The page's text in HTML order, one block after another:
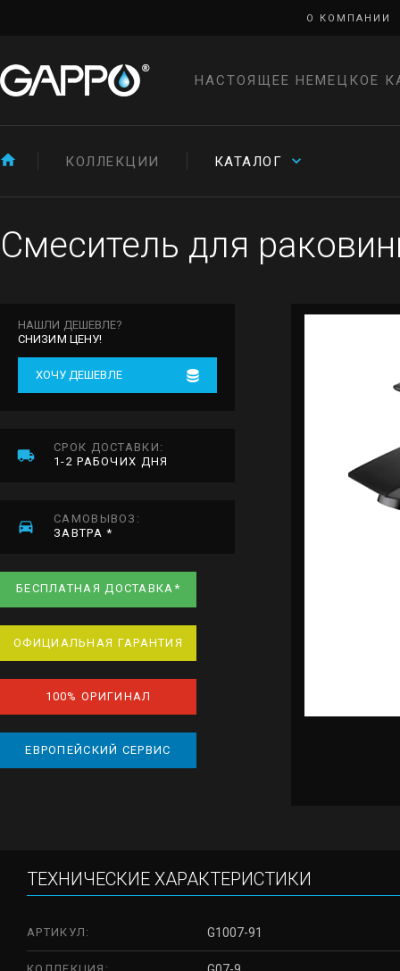
О КОМПАНИИ
НАСТОЯЩЕЕ НЕМЕЦКОЕ
КОЛЛЕКЦИИ КАТАЛОГ
Смеситель для
НАШЛИ ДЕШЕВЛЕ?
СНИЗИМ ЦЕНУ!
ХОЧУ ДЕШЕВЛЕ
СРОК ДОСТАВКИ:
1-2 РАБОЧИХ ДНЯ
САМОВЫВОЗ:
ЗАВТРА *
БЕСПЛАТНАЯ ДОСТАВКА*
ОФИЦИАЛЬНАЯ ГАРАНТИЯ
100% ОРИГИНАЛ
ЕВРОПЕЙСКИЙ СЕРВИС
ТЕХНИЧЕСКИЕ ХАРАКТЕРИСТИКИ
АРТИКУЛ: G1007-91